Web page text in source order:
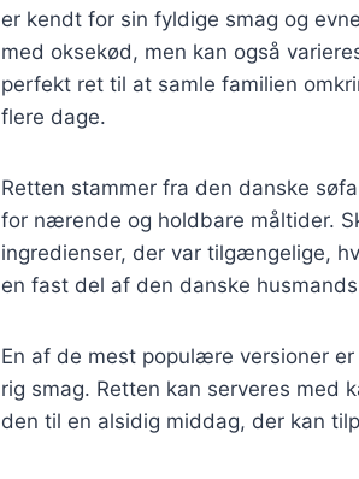
er kendt for sin fyldige smag og
med oksekød, men kan også
perfekt ret til at samle familien
flere dage.
Retten stammer fra den danske
for nærende og holdbare måltider.
ingredienser, der var tilgængelige,
en fast del af den danske
En af de mest populære versioner
rig smag. Retten kan serveres med
den til en alsidig middag, der kan